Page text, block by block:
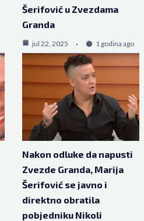
Šerifović u Zvezdama
Granda
jul 22, 2025 1 godina ago
Nakon odluke da napusti
Zvezde Granda, Marija
Šerifović se javno i
direktno obratila
pobjedniku Nikoli